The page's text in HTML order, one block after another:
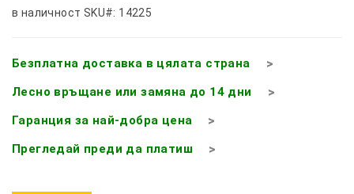
в наличност SKU#: 14225
Безплатна доставка в цялата страна
Лесно връщане или замяна до 14 дни
Гаранция за най-добра цена
Прегледай преди да платиш